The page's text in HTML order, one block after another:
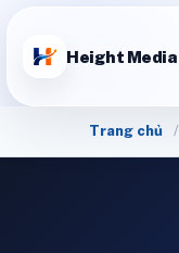
Height Media
Trang chủ